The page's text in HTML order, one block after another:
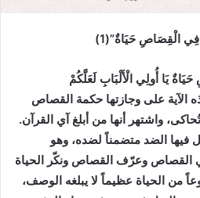
الْقِصَاصِ حَيَاةٌ”(1)
يَا أُولِي الْأَلْبَابِ لَعَلَّكُمْ
179). بيّنت هذه الآية على وجازتها حكمة القصاص
واشتهر أنها من أبلغ آي القرآن.
فيها الضد متضمناً لضده، وهو
القصاص وعرّف القصاص ونكّر الحياة
من الحياة عظيماً لا يبلغه الوصف،